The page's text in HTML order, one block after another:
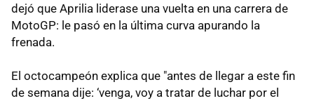
dejó que Aprilia liderase una vuelta en una carrera de
MotoGP: le pasó en la última curva apurando la
frenada.
El octocampeón explica que "antes de llegar a este fin
de semana dije: ‘venga, voy a tratar de luchar por el